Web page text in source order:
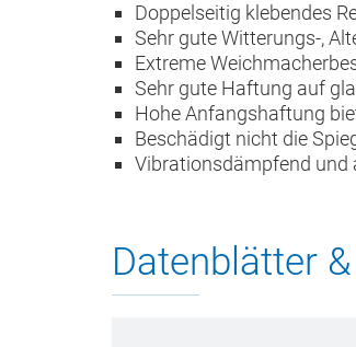
Doppelseitig klebendes
Sehr gute Witterungs-,
Extreme
Sehr gute Haftung auf
Hohe Anfangshaftung
Beschädigt nicht die
Vibrationsdämpfend und
Datenblätter